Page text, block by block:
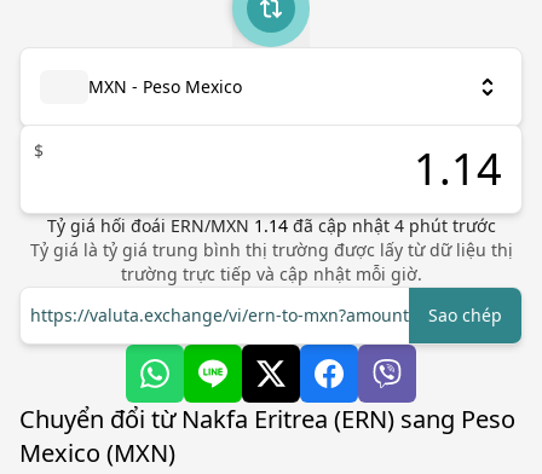
MXN - Peso Mexico
$
Tỷ giá hối đoái ERN/MXN 1.14 đã cập nhật 4phút trước
Tỷ giá là tỷ giá trung bình thị trường được lấy từ dữ liệu thị
trường trực tiếp và cập nhật mỗi giờ.
https://valuta.exchange/vi/ern-to-mxn?amount=1 Sao chép
Chuyển đổi từ Nakfa Eritrea (ERN) sang Peso
Mexico (MXN)